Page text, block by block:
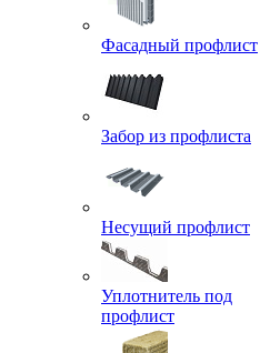
Фасадный профлист
Забор из профлиста
Несущий профлист
Уплотнитель под
профлист